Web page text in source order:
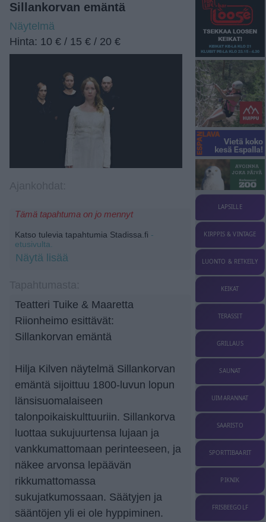
Sillankorvan emäntä
Näytelmä
Hinta: 10 € / 15 € / 20 €
Tämä tapahtuma on jo mennyt
Katso tulevia tapahtumia Stadissa.fi -
etusivulta.
Näytä lisää
Teatteri Tuike & Maaretta
Riionheimo esittävät:
Sillankorvan emäntä
Hilja Kilven näytelmä Sillankorvan
emäntä sijoittuu 1800-luvun lopun
länsisuomalaiseen
talonpoikaiskulttuuriin. Sillankorva
luottaa sukujuurtensa lujaan ja
vankkumattomaan perinteeseen, ja
näkee arvonsa lepäävän
rikkumattomassa
sukujatkumossaan. Säätyjen ja
sääntöjen yli ei ole hyppiminen.
LAPSILLE
KIRPPIS & VINTAGE
LUONTO & RETKEILY
KEIKAT
TERASSIT
GRILLAUS
SAUNAT
UIMARANNAT
SAARISTO
SPORTTIBAARIT
PIKNIK
FRISBEEGOLF